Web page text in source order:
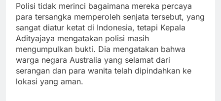
Polisi tidak merinci bagaimana mereka percaya
para tersangka memperoleh senjata tersebut, yang
sangat diatur ketat di Indonesia, tetapi Kepala
Adityajaya mengatakan polisi masih
mengumpulkan bukti. Dia mengatakan bahwa
warga negara Australia yang selamat dari
serangan dan para wanita telah dipindahkan ke
lokasi yang aman.